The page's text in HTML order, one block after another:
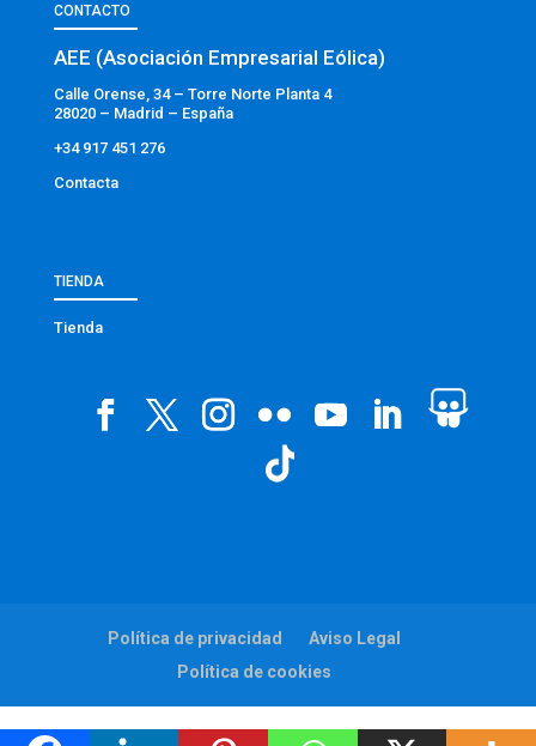
CONTACTO
AEE (Asociación Empresarial Eólica)
Calle Orense, 34 – Torre Norte Planta 4
28020 – Madrid – España
+34 917 451 276
Contacta
TIENDA
Tienda
Política de privacidad
Aviso Legal
Política de cookies
Web:viaintermedia.com